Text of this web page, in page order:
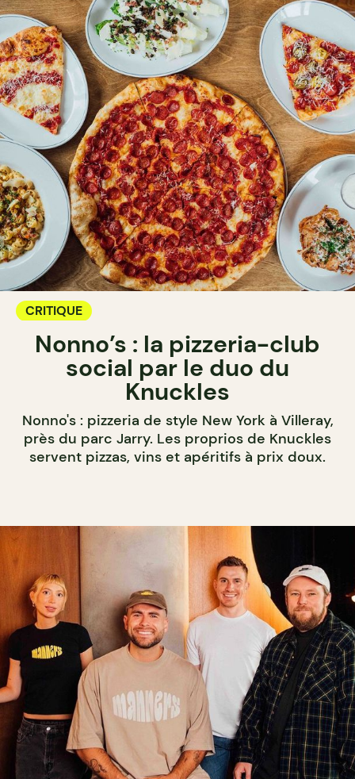
CRITIQUE
Nonno’s : la pizzeria-club
social par le duo du
Knuckles
Nonno's : pizzeria de style New York à Villeray,
près du parc Jarry. Les proprios de Knuckles
servent pizzas, vins et apéritifs à prix doux.